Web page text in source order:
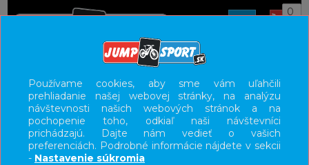
0
UŽÍVATEĽSKÝ PANEL
KATEGÓRIE
HLAVNÉ MENU
Používame cookies, aby sme vám uľahčili
prehliadanie našej webovej stránky, na analýzu
návštevnosti našich webových stránok a na
pochopenie toho, odkiaľ naši návštevníci
prichádzajú. Dajte nám vedieť o vašich
preferenciách. Podrobné informácie nájdete v sekcii
- Nastavenie súkromia